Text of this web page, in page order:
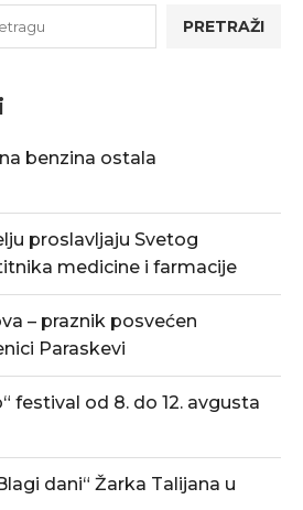
PRETRAŽI
benzina ostala
proslavljaju Svetog
medicine i farmacije
– praznik posvećen
Paraskevi
festival od 8. do 12. avgusta
dani“ Žarka Talijana u